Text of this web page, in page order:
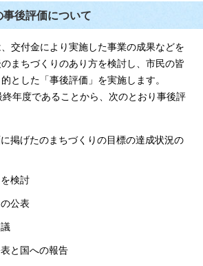
後評価について
交付金により実施した事業の成果などを
まちづくりのあり方を検討し、市民の皆
とした「事後評価」を実施します。
年度であることから、次のとおり事後評
掲げたのまちづくりの目標の達成状況の
検討
公表
と国への報告